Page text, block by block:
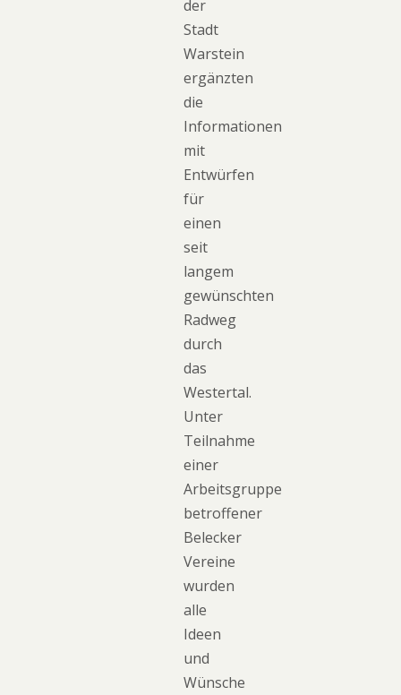
der
Stadt
Warstein
ergänzten
die
Informationen
mit
Entwürfen
für
einen
seit
langem
gewünschten
Radweg
durch
das
Westertal.
Unter
Teilnahme
einer
Arbeitsgruppe
betroffener
Belecker
Vereine
wurden
alle
Ideen
und
Wünsche